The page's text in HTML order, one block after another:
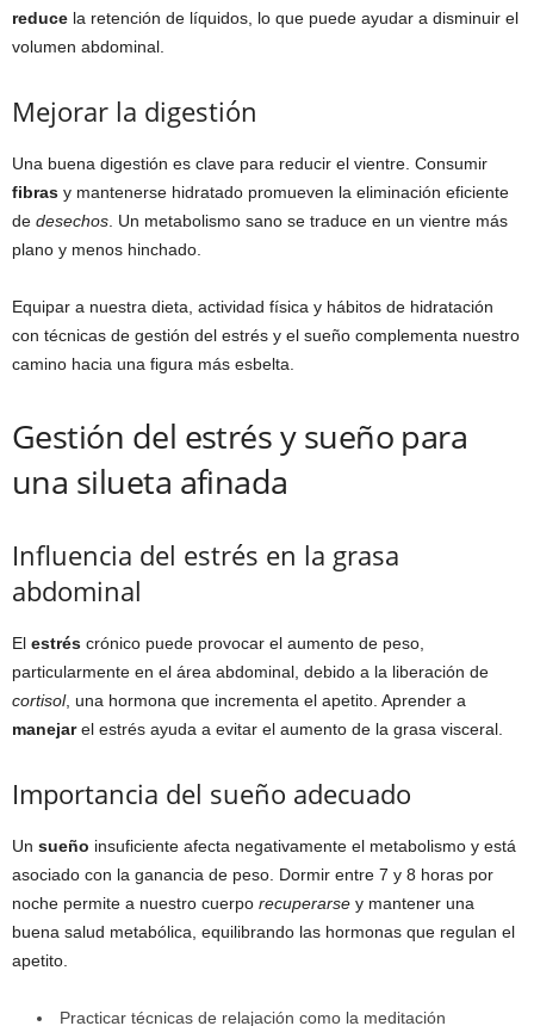
reduce la retención de líquidos, lo que puede ayudar a disminuir el
volumen abdominal.
Mejorar la digestión
Una buena digestión es clave para reducir el vientre. Consumir
fibras y mantenerse hidratado promueven la eliminación eficiente
de desechos . Un metabolismo sano se traduce en un vientre más
plano y menos hinchado.
Equipar a nuestra dieta, actividad física y hábitos de hidratación
con técnicas de gestión del estrés y el sueño complementa nuestro
camino hacia una figura más esbelta.
Gestión del estrés y sueño para
una silueta afinada
Influencia del estrés en la grasa
abdominal
El estrés crónico puede provocar el aumento de peso,
particularmente en el área abdominal, debido a la liberación de
cortisol, una hormona que incrementa el apetito. Aprender a
manejarel estrés ayuda a evitar el aumento de la grasa visceral.
Importancia del sueño adecuado
Un sueño insuficiente afecta negativamente el metabolismo y está
asociado con la ganancia de peso. Dormir entre 7 y 8 horas por
noche permite a nuestro cuerpo recuperarse y mantener una
buena salud metabólica, equilibrando las hormonas que regulan el
apetito.
Practicar técnicas de relajación como la meditación